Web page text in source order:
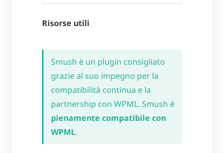
Risorse utili
Smush è un plugin consigliato
grazie al suo impegno per la
compatibilità continua e la
partnership con WPML. Smush è
pienamente compatibile con
WPML.